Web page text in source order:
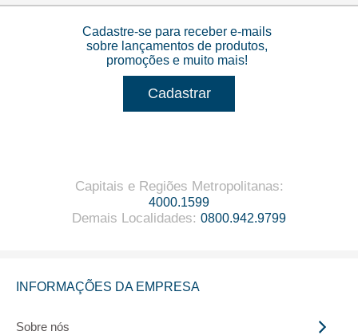
Cadastre-se para receber e-mails
sobre lançamentos de produtos,
promoções e muito mais!
Cadastrar
Capitais e Regiões Metropolitanas:
4000.1599
Demais Localidades: 0800.942.9799
INFORMAÇÕES DA EMPRESA
Sobre nós